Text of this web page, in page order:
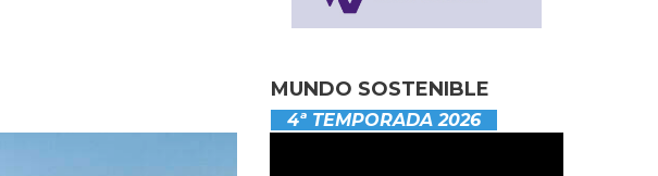
MUNDO SOSTENIBLE
4ª TEMPORADA 2026